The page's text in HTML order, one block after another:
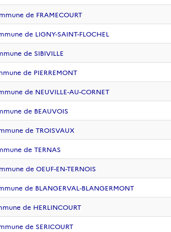
de FRAMECOURT
de LIGNY-SAINT-FLOCHEL
de SIBIVILLE
de PIERREMONT
de NEUVILLE-AU-CORNET
de BEAUVOIS
de TROISVAUX
de TERNAS
de OEUF-EN-TERNOIS
de BLANGERVAL-BLANGERMONT
de HERLINCOURT
de SERICOURT